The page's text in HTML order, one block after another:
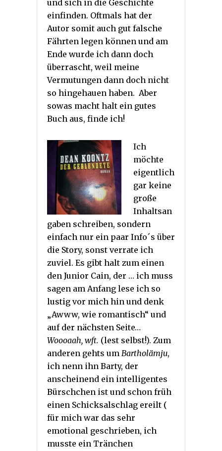
und sich in die Geschichte
einfinden. Oftmals hat der
Autor somit auch gut falsche
Fährten legen können und am
Ende wurde ich dann doch
überrascht, weil meine
Vermutungen dann doch nicht
so hingehauen haben. Aber
sowas macht halt ein gutes
Buch aus, finde ich!
Ich
möchte
eigentlich
gar keine
große
Inhaltsan
gaben schreiben, sondern
einfach nur ein paar Info´s über
die Story, sonst verrate ich
zuviel. Es gibt halt zum einen
den Junior Cain, der … ich muss
sagen am Anfang lese ich so
lustig vor mich hin und denk
„Awww, wie romantisch“ und
auf der nächsten Seite…
Woooaah, wft. (lest selbst!). Zum
anderen gehts um Bartholämju,
ich nenn ihn Barty, der
anscheinend ein intelligentes
Bürschchen ist und schon früh
einen Schicksalschlag ereilt (
für mich war das sehr
emotional geschrieben, ich
musste ein Tränchen